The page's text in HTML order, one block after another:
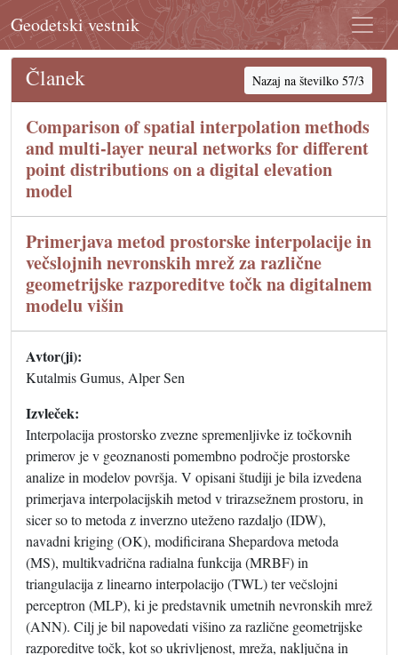
Geodetski vestnik
Članek Nazaj na številko 57/3
Comparison of spatial interpolation methods
and multi-layer neural networks for different
point distributions on a digital elevation
model
Primerjava metod prostorske interpolacije in
večslojnih nevronskih mrež za različne
geometrijske razporeditve točk na digitalnem
modelu višin
Avtor(ji):
Kutalmis Gumus, Alper Sen
Izvleček:
Interpolacija prostorsko zvezne spremenljivke iz točkovnih
primerov je v geoznanosti pomembno področje prostorske
analize in modelov površja. V opisani študiji je bila izvedena
primerjava interpolacijskih metod v trirazsežnem prostoru, in
sicer so to metoda z inverzno uteženo razdaljo (IDW),
navadni kriging (OK), modificirana Shepardova metoda
(MS), multikvadrična radialna funkcija (MRBF) in
triangulacija z linearno interpolacijo (TWL) ter večslojni
perceptron (MLP), ki je predstavnik umetnih nevronskih mrež
(ANN). Cilj je bil napovedati višino za različne geometrijske
razporeditve točk, kot so ukrivljenost, mreža, naključna in